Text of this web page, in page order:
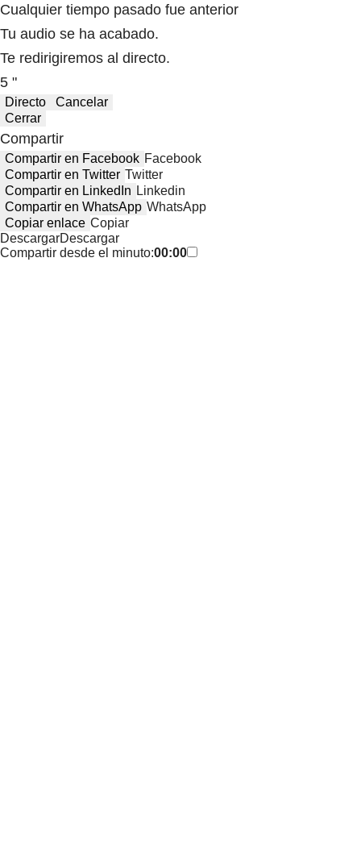
Cualquier tiempo pasado fue anterior
Tu audio se ha acabado.
Te redirigiremos al directo.
5 "
Directo
Cancelar
Cerrar
Compartir
Compartir en Facebook Facebook
Compartir en Twitter Twitter
Compartir en LinkedIn Linkedin
Compartir en WhatsApp WhatsApp
Copiar enlace Copiar
DescargarDescargar
Compartir desde el minuto:00:00